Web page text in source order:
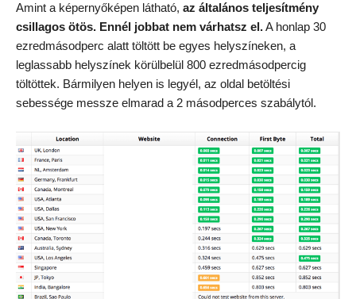
Amint a képernyőképen látható, az általános teljesítmény
csillagos ötös. Ennél jobbat nem várhatsz el.A honlap 30
ezredmásodperc alatt töltött be egyes helyszíneken, a
leglassabb helyszínek körülbelül 800 ezredmásodpercig
töltöttek. Bármilyen helyen is legyél, az oldal betöltési
sebessége messze elmarad a 2 másodperces szabálytól.